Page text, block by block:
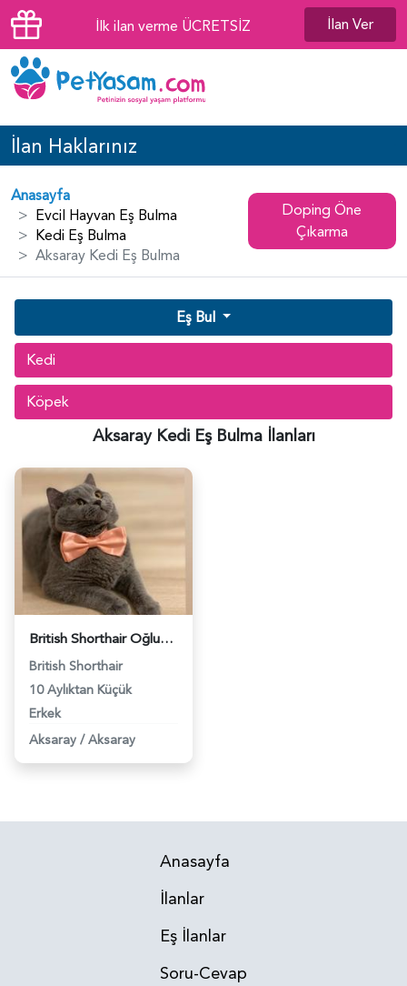
İlk ilan verme ÜCRETSİZ İlan Ver
İlan Haklarınız
Anasayfa
Evcil Hayvan Eş Bulma
Kedi Eş Bulma
Aksaray Kedi Eş Bulma
Doping Öne
Çıkarma
Eş Bul
Kedi
Köpek
Aksaray Kedi Eş Bulma İlanları
British Shorthair Oğlumuza Eş Arıyoruz - 5354
British Shorthair
10 Aylıktan Küçük
Erkek
Aksaray / Aksaray
Anasayfa
İlanlar
Eş İlanlar
Soru-Cevap